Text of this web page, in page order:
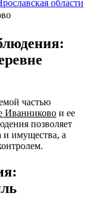
области
частью
Иванниково и ее
позволяет
и имущества, а